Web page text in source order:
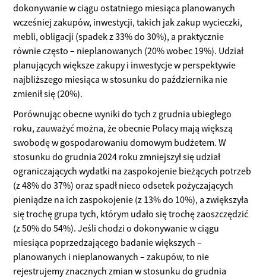
dokonywanie w ciągu ostatniego miesiąca planowanych
wcześniej zakupów, inwestycji, takich jak zakup wycieczki,
mebli, obligacji (spadek z 33% do 30%), a praktycznie
równie często – nieplanowanych (20% wobec 19%). Udział
planujących większe zakupy i inwestycje w perspektywie
najbliższego miesiąca w stosunku do października nie
zmienił się (20%).
Porównując obecne wyniki do tych z grudnia ubiegłego
roku, zauważyć można, że obecnie Polacy mają większą
swobodę w gospodarowaniu domowym budżetem. W
stosunku do grudnia 2024 roku zmniejszył się udział
ograniczających wydatki na zaspokojenie bieżących potrzeb
(z 48% do 37%) oraz spadł nieco odsetek pożyczających
pieniądze na ich zaspokojenie (z 13% do 10%), a zwiększyła
się trochę grupa tych, którym udało się trochę zaoszczędzić
(z 50% do 54%). Jeśli chodzi o dokonywanie w ciągu
miesiąca poprzedzającego badanie większych –
planowanych i nieplanowanych – zakupów, to nie
rejestrujemy znacznych zmian w stosunku do grudnia